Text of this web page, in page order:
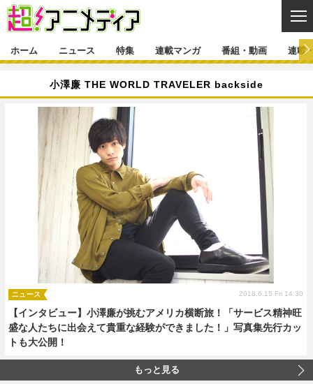
ニュース一覧
ゲーム・アプリ
映画
グッズ
声優
舞台 新帝スタ
特集一覧
インタビュー
ラキりす
連載マンガ一覧
番組・動画
番組・動画一覧
動画
連載・ブログ
連載・ブログ一覧
編集部ブログ・お知らせ
ホーム ニュース 特集 連載マンガ 番組・動画 連載
小澤廉 THE WORLD TRAVELER backside
【インタビュー】小澤廉が挑むアメリカ横断旅！「サービス精神旺
盛な人たちに出会えて貴重な経験ができました！」写真集先行カッ
トも大公開！
ニュース 2018.6.15 Fri 14:30
もっと見る